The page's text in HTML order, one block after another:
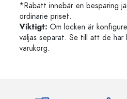
*Rabatt innebär en besparing
ordinarie priset.
Viktigt: Om locken är
väljas separat. Se till att de har
varukorg.